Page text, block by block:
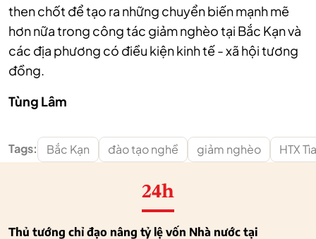
then chốt để tạo ra những chuyển biến mạnh mẽ
hơn nữa trong công tác giảm nghèo tại Bắc Kạn và
các địa phương có điều kiện kinh tế - xã hội tương
đồng.
Tùng Lâm
Tags: Bắc Kạn đào tạo nghề giảm nghèo HTX
24h
Thủ tướng chỉ đạo nâng tỷ lệ vốn Nhà nước tại